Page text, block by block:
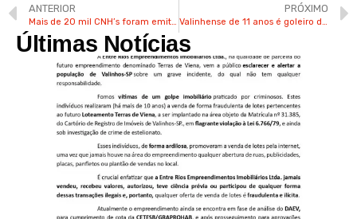
ANTERIOR
Mais de 20 mil CNH’s foram emitidas em Valinhos no ano passado
PRÓXIMO
Valinhense de 11 anos é goleiro da base do São Paulo e sonha em jogar na Itália
Últimas Notícias